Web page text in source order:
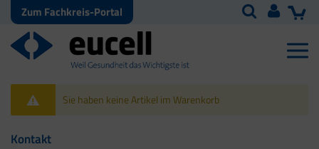
Zum Fachkreis-Portal
Sie haben keine Artikel im Warenkorb
Kontakt